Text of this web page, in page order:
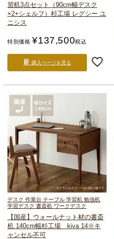
習机3点セット（90cm幅デスク
×2+シェルフ） 杉工場 レグシー ユ
ニシス
特別価格 ¥137,500税込
購入ページを見る
デスク 作業台 テーブル 学習机 勉強机
学習デスク 書斎机 ワークデスク
【国産】ウォールナット材の書斎
机 140cm幅杉工場 kiva 14※キ
ャンセル不可